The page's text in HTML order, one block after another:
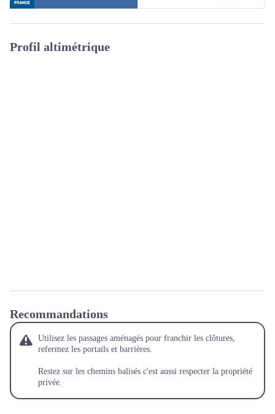
Profil altimétrique
Recommandations
Utilisez les passages aménagés pour franchir les clôtures,
refermez les portails et barrières.
Restez sur les chemins balisés c'est aussi respecter la propriété
privée.